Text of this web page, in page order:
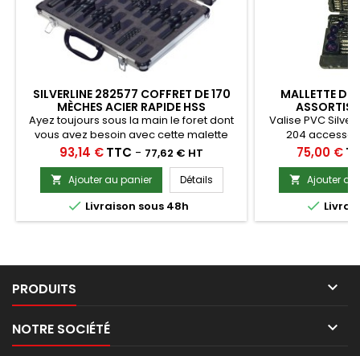
SILVERLINE 282577 COFFRET DE 170
MÈCHES ACIER RAPIDE HSS
Ayez toujours sous la main le foret dont
vous avez besoin avec cette malette
aluminium 170 mèches Silverline 282577.
Cet assortiment pratique de 1 à 10 mm
sera le compagnon favori de votre
perceuse.
Prix
93,14 €TTC - 77,62 € HT
 Ajouter au panier Détails
 Livraison sous 48h
MALLETTE
ASSORTIS
Valise PVC
204
visseuse tel que
de vissage,
Prix
75,00 €
 Ajouter au

PRODUITS 
NOTRE SOCIÉTÉ 